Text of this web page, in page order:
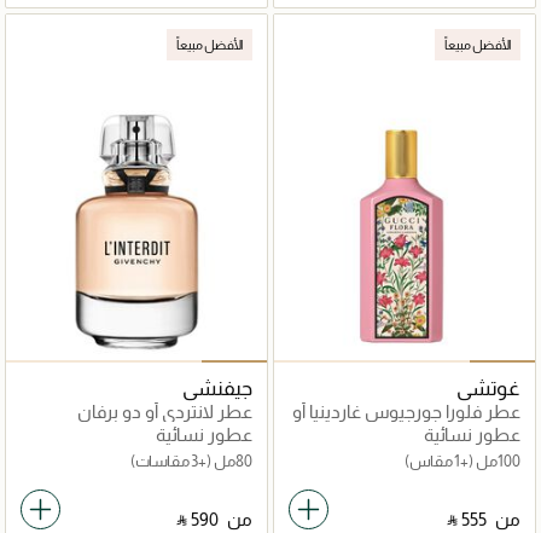
الأفضل مبيعاً
غوتشي
عطر فلورا جورجيوس غاردينيا أو
دو بارفان
عطور نسائية
100مل (+1 مقاس)
من ‎ ⃁ ⁦555⁩ ‎
الأفضل مبيعاً
جيفنشي
عطر لانتردي أو دو برفان
عطور نسائية
80مل (+3 مقاسات)
من ‎ ⃁ ⁦590⁩ ‎